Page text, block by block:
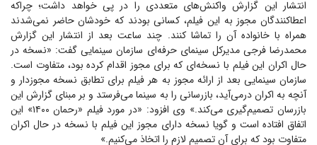
انتشار این گزارش واکنش‌های متعددی را در پی خواهد داشت؛ چراکه
اعطاکنندگان مجوز به این فیلم، کسانی بودند که خودشان حاضر نمی‌شدند
همراه با خانواده آن را تماشا کنند. چند ساعت بعد از انتشار این گزارش
محمدرضا فرجی مدیرکل سینمای حرفه‌ای سازمان سینمایی گفت: «نسخه در
حال اکران این فیلم با نسخه‌ای که برای مجوز اقدام کرده بود، متفاوت است.
سازمان سینمایی بعد از ارائه مجوز به هر فیلم برای تطابق نسخه مجوزدار و
آنچه به اکران درمی‌آید، بازرسانی را به سینما می‌فرستد و بر مبنای گزارش این
بازرسان تصمیم‌گیری می‌کند.» وی افزود: «در مورد فیلم «رحمان ۱۴۰۰» این
اتفاق افتاده است و گویا نسخه دارای مجوز این فیلم با نسخه در حال اکران
متفاوت بود که برای آن تصمیم لازم را اتخاذ می‌کنیم.»